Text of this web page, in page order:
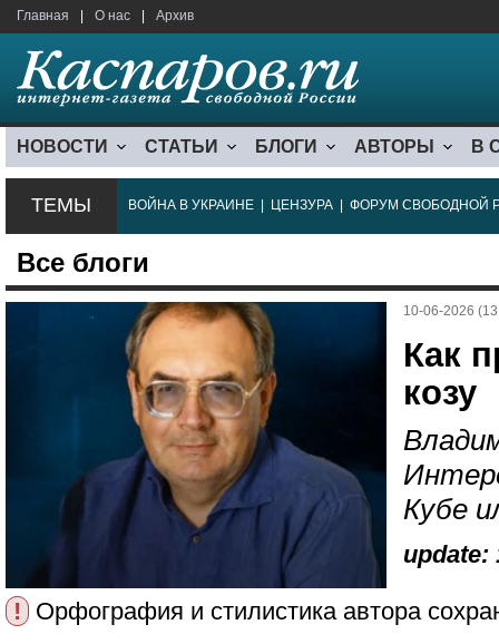
Главная О нас Архив
НОВОСТИ СТАТЬИ БЛОГИ АВТОРЫ В
ТЕМЫ ВОЙНА В УКРАИНЕ ЦЕНЗУРА ФОРУМ СВОБОДНОЙ
Все блоги
10-06-2026
Как
козу
Кубе
update:
! Орфография и стилистика автора